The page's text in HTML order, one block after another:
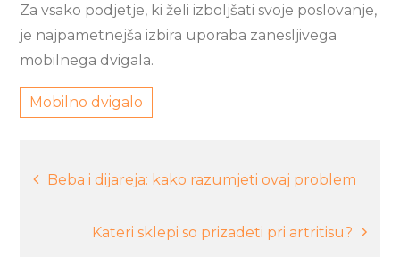
Za vsako podjetje, ki želi izboljšati svoje poslovanje,
je najpametnejša izbira uporaba zanesljivega
mobilnega dvigala.
Mobilno dvigalo
Navigacija
prispevka
Beba i dijareja: kako razumjeti ovaj problem
Kateri sklepi so prizadeti pri artritisu?